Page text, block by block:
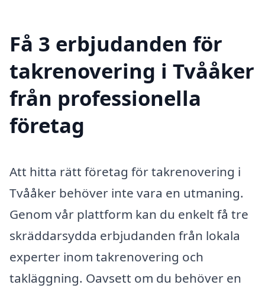
Få 3 erbjudanden för
takrenovering i Tvååker
från professionella
företag
Att hitta rätt företag för takrenovering i
Tvååker behöver inte vara en utmaning.
Genom vår plattform kan du enkelt få tre
skräddarsydda erbjudanden från lokala
experter inom takrenovering och
takläggning. Oavsett om du behöver en